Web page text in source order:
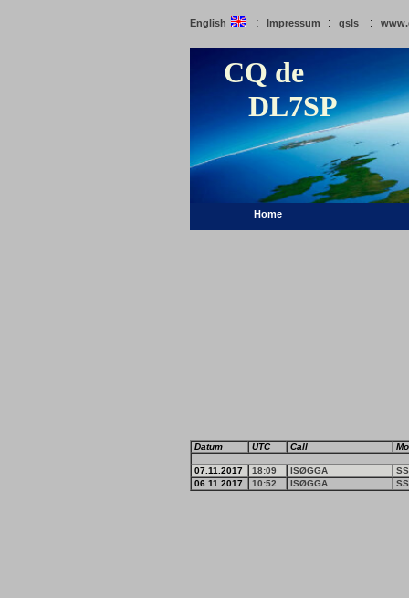
English : Impressum : qsls :
CQ de
DL7SP
Home
Datum UTC Call
07.11.2017 18:09 ISØGGA
06.11.2017
10:52 ISØGGA